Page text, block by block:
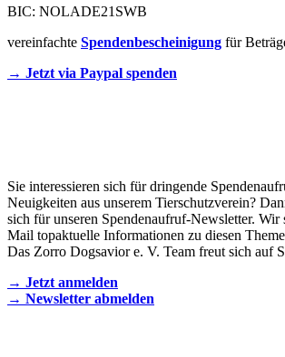
BIC: NOLADE21SWB
vereinfachte Spendenbescheinigung für
→ Jetzt via Paypal spenden
Sie interessieren sich für dringende
Neuigkeiten aus unserem Tierschutzverein?
sich für unseren Spendenaufruf-Newsletter. Wir
Mail topaktuelle Informationen zu diesen
Das Zorro Dogsavior e. V. Team freut sich auf
→ Jetzt anmelden
→ Newsletter abmelden